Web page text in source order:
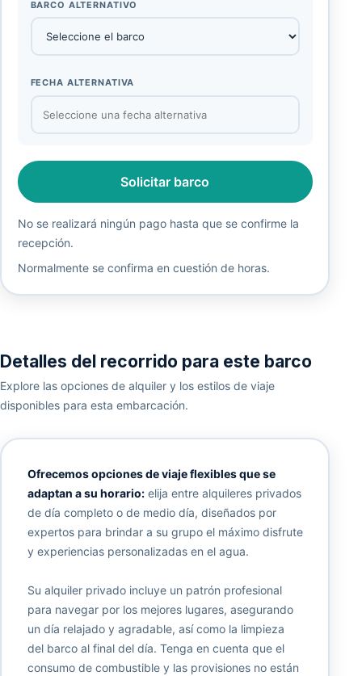
BARCO ALTERNATIVO
FECHA ALTERNATIVA
Solicitar barco
No se realizará ningún pago hasta que se confirme la
recepción.
Normalmente se confirma en cuestión de horas.
Detalles del recorrido para este barco
Explore las opciones de alquiler y los estilos de viaje
disponibles para esta embarcación.
Ofrecemos opciones de viaje flexibles que se
adaptan a su horario:elija entre alquileres privados
de día completo o de medio día, diseñados por
expertos para brindar a su grupo el máximo disfrute
y experiencias personalizadas en el agua.
Su alquiler privado incluye un patrón profesional
para navegar por los mejores lugares, asegurando
un día relajado y agradable, así como la limpieza
del barco al final del día. Tenga en cuenta que el
consumo de combustible y las provisiones no están